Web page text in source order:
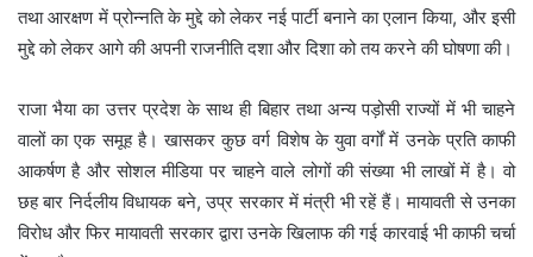
तथा आरक्षण में प्रोन्नति के मुद्दे को लेकर नई पार्टी बनाने का एलान किया, और इसी
मुद्दे को लेकर आगे की अपनी राजनीति दशा और दिशा को तय करने की घोषणा की।
राजा भैया का उत्तर प्रदेश के साथ ही बिहार तथा अन्य पड़ोसी राज्यों में भी चाहने
वालों का एक समूह है। खासकर कुछ वर्ग विशेष के युवा वर्गों में उनके प्रति काफी
आकर्षण है और सोशल मीडिया पर चाहने वाले लोगों की संख्या भी लाखों में है। वो
छह बार निर्दलीय विधायक बने, उप्र सरकार में मंत्री भी रहें हैं। मायावती से उनका
विरोध और फिर मायावती सरकार द्वारा उनके खिलाफ की गई कारवाई भी काफी चर्चा